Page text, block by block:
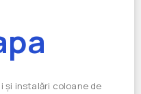
și instalări coloane de